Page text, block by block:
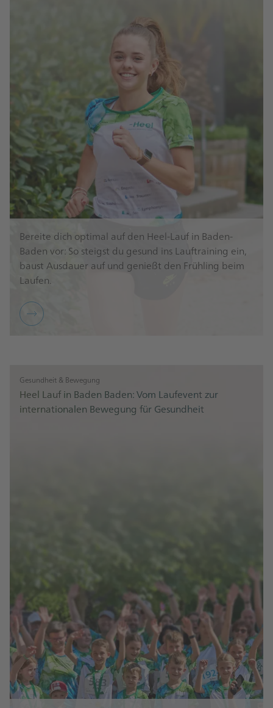
Bereite dich optimal auf den Heel-Lauf in Baden-
Baden vor: So steigst du gesund ins Lauftraining ein,
baust Ausdauer auf und genießt den Frühling beim
Laufen.
Gesundheit & Bewegung
Heel Lauf in Baden Baden: Vom Laufevent zur
internationalen Bewegung für Gesundheit